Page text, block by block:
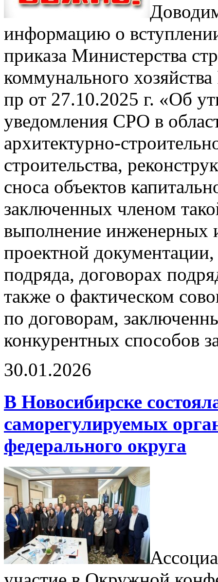
информацию о
приказа Министерства
коммунального
пр от 27.10.2025 г. «Об
уведомления СРО в
архитектурно-
строительства,
сноса объектов
заключенных членом
выполнение инженерных
проектной
подряда, договорах
также о фактическом
по договорам,
конкурентных способов
30.01.2026
В Новосибирске
саморегулируемых
федерального округа